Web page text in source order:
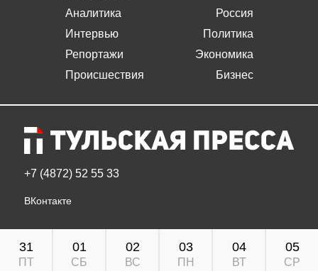
Аналитика
Интервью
Репортажи
Происшествия
Россия
Политика
Экономика
Бизнес
+7 (4872) 52 55 33
ВКонтакте
31
ПТ
01
СБ
02
ВС
03
ПН
04
ВТ
05
СР